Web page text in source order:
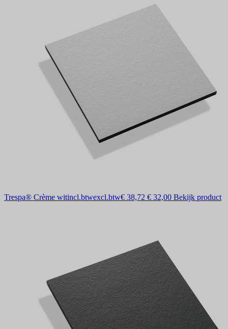
Trespa® Crème witincl.btwexcl.btw€ 38,72 € 32,00 Bekijk product